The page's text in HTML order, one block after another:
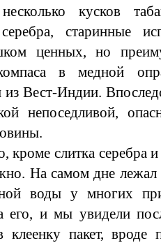
кусков
старинные
ценных, но
компаса в медной
Вест-Индии.
непоседливой,
слитка серебра
На самом дне
воды у многих
его, и мы увидели
клеенку пакет,